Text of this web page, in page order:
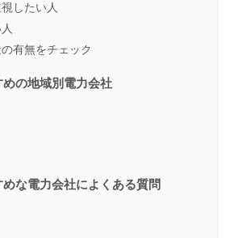
したい人
有無をチェック
の地域別電力会社
な電力会社によくある質問